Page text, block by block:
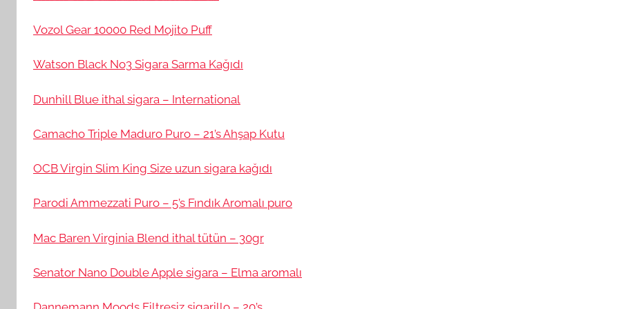
Vozol Gear 10000 Red Mojito Puff
Watson Black No3 Sigara Sarma Kağıdı
Dunhill Blue ithal sigara – International
Camacho Triple Maduro Puro – 21’s Ahşap Kutu
OCB Virgin Slim King Size uzun sigara kağıdı
Parodi Ammezzati Puro – 5’s Fındık Aromalı puro
Mac Baren Virginia Blend ithal tütün – 30gr
Senator Nano Double Apple sigara – Elma aromalı